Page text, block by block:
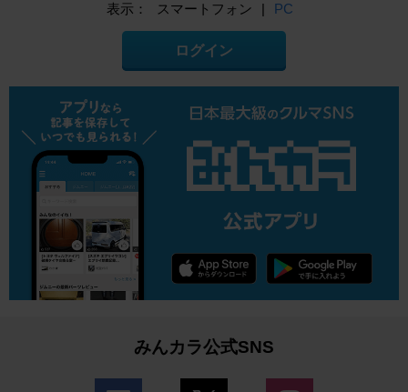
表示： スマートフォン | PC
ログイン
みんカラ公式SNS